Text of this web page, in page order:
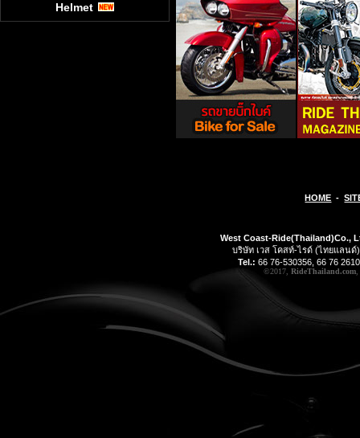
Helmet
HOME -
West Coast-Ride(Thailand)Co.,
บริษัท เวส โคสท์-ไรด์ (ไทยแลนด์
Tel.: 66 76-530356, 66 76
©2017, RideThailand.com